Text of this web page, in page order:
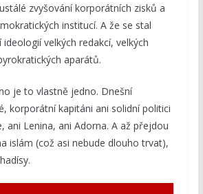
zvyšování korporátních zisků a
institucí. A že se stal
velkých redakcí, velkých
aparátů.
je to vlastně jedno. Dnešní
korporátní kapitáni ani solidní politici
ani Lenina, ani Adorna. A až přejdou
islám (což asi nebude dlouho trvat),